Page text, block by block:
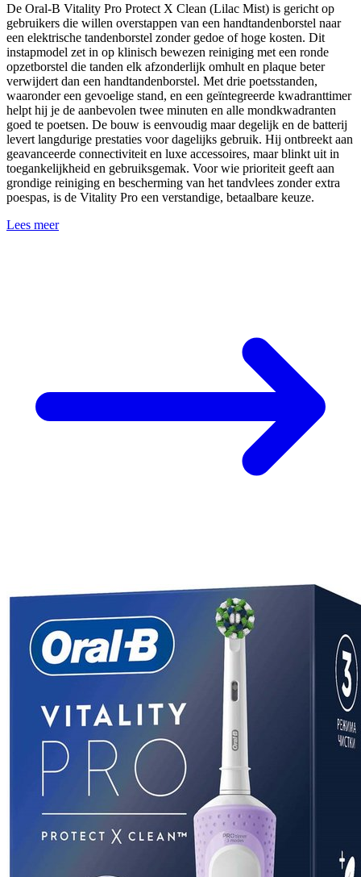
De Oral-B Vitality Pro Protect X Clean (Lilac Mist) is gericht op
gebruikers die willen overstappen van een handtandenborstel naar
een elektrische tandenborstel zonder gedoe of hoge kosten. Dit
instapmodel zet in op klinisch bewezen reiniging met een ronde
opzetborstel die tanden elk afzonderlijk omhult en plaque beter
verwijdert dan een handtandenborstel. Met drie poetsstanden,
waaronder een gevoelige stand, en een geïntegreerde kwadranttimer
helpt hij je de aanbevolen twee minuten en alle mondkwadranten
goed te poetsen. De bouw is eenvoudig maar degelijk en de batterij
levert langdurige prestaties voor dagelijks gebruik. Hij ontbreekt aan
geavanceerde connectiviteit en luxe accessoires, maar blinkt uit in
toegankelijkheid en gebruiksgemak. Voor wie prioriteit geeft aan
grondige reiniging en bescherming van het tandvlees zonder extra
poespas, is de Vitality Pro een verstandige, betaalbare keuze.
Lees meer